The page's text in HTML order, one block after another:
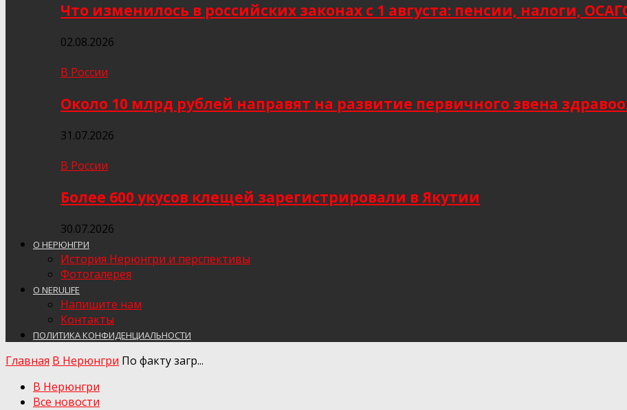
Что изменилось в российских законах с 1 августа: пенсии, налоги,
02.08.2026
В России
Около 10 млрд рублей направят на развитие первичного звена
31.07.2026
В России
Более 600 укусов клещей зарегистрировали в Якутии
30.07.2026
О НЕРЮНГРИ
История Нерюнгри и перспективы
Фотогалерея
О NERULIFE
Напишите нам
Контакты
ПОЛИТИКА КОНФИДЕНЦИАЛЬНОСТИ
Главная В Нерюнгри По факту загр...
В Нерюнгри
Все новости